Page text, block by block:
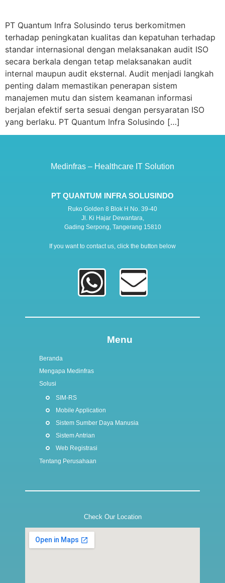
PT Quantum Infra Solusindo terus berkomitmen
terhadap peningkatan kualitas dan kepatuhan terhadap
standar internasional dengan melaksanakan audit ISO
secara berkala dengan tetap melaksanakan audit
internal maupun audit eksternal. Audit menjadi langkah
penting dalam memastikan penerapan sistem
manajemen mutu dan sistem keamanan informasi
berjalan efektif serta sesuai dengan persyaratan ISO
yang berlaku. PT Quantum Infra Solusindo […]
Medinfras – Healthcare IT Solution
PT QUANTUM INFRA SOLUSINDO
Ruko Golden 8 Blok H No. 39-40
Jl. Ki Hajar Dewantara,
Gading Serpong, Tangerang 15810
If you want to contact us, click the button below
Menu
Beranda
Mengapa Medinfras
Solusi
SIM-RS
Mobile Application
Sistem Sumber Daya Manusia
Sistem Antrian
Web Registrasi
Tentang Perusahaan
Check Our Location